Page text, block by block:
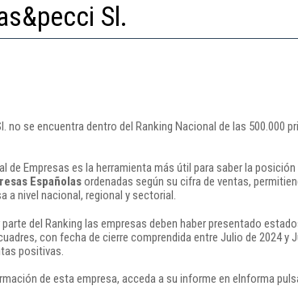
Sl.
no se encuentra dentro del Ranking Nacional de las 500.000
de Empresas es la herramienta más útil para saber la posición
Españolasordenadas según su cifra de ventas,
a nivel nacional, regional y sectorial.
del Ranking las empresas deben haber presentado
con fecha de cierre comprendida entre Julio de 2024 y
positivas.
de esta empresa, acceda a su informe en eInforma